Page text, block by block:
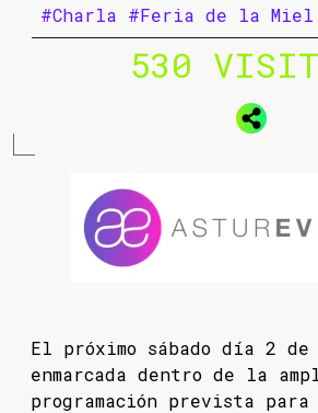
#Charla #Feria de la Miel
530
El próximo sábado día 2 de
enmarcada dentro de la
programación prevista